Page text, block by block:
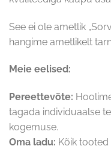
See ei ole ametlik
hangime ametlikelt
Meie eelised:
Pereettevõte:
tagada individuaalse
kogemuse.
Oma ladu: Kõik